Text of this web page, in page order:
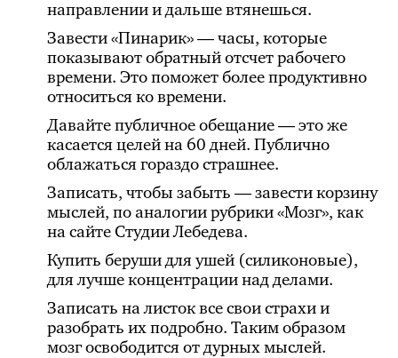
направлении и дальше втянешься.
Завести «Пинарик» — часы, которые
показывают обратный отсчет рабочего
времени. Это поможет более продуктивно
относиться ко времени.
Давайте публичное обещание — это же
касается целей на 60 дней. Публично
облажаться гораздо страшнее.
Записать, чтобы забыть — завести корзину
мыслей, по аналогии рубрики «Мозг», как
на сайте Студии Лебедева.
Купить беруши для ушей (силиконовые),
для лучше концентрации над делами.
Записать на листок все свои страхи и
разобрать их подробно. Таким образом
мозг освободится от дурных мыслей.